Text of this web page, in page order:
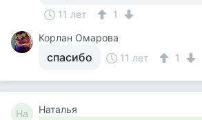
11 лет
1
Корлан Омарова
спасибо 11 лет 1
На Наталья